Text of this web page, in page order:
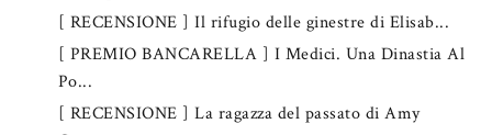
[ RECENSIONE ] Il rifugio delle ginestre di Elisab...
[ PREMIO BANCARELLA ] I Medici. Una Dinastia Al
Po...
[ RECENSIONE ] La ragazza del passato di Amy